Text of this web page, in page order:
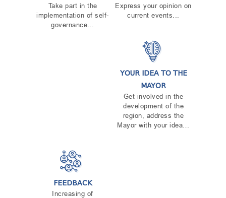
Take part in the
implementation of self-
governance…
Express your opinion on
current events...
YOUR IDEA TO THE
MAYOR
Get involved in the
development of the
region, address the
Mayor with your idea…
FEEDBACK
Increasing of